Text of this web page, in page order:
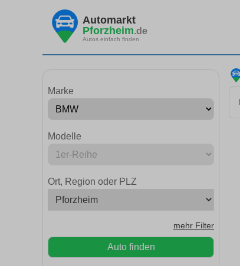
Automarkt
Pforzheim.de
Autos einfach finden
Marke
Modelle
Ort, Region oder PLZ
mehr Filter
Auto finden